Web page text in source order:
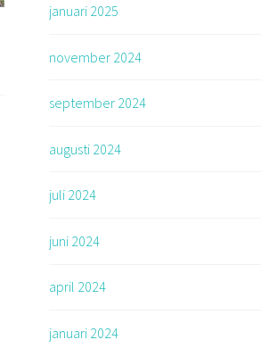
januari 2025
november 2024
september 2024
augusti 2024
juli 2024
juni 2024
april 2024
januari 2024